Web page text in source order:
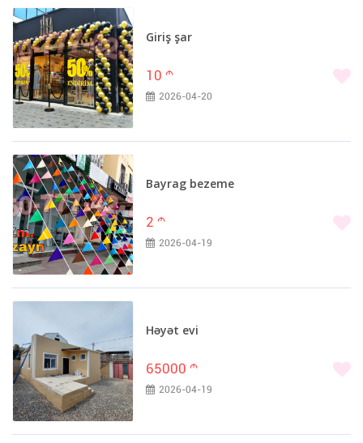
Giriş şar
10 m
2026-04-20
Bayrag bezeme
2 m
2026-04-19
Həyət evi
65000 m
2026-04-19